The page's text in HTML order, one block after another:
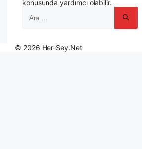
konusunda yardımcı olabilir.
© 2026 Her-Sey.Net